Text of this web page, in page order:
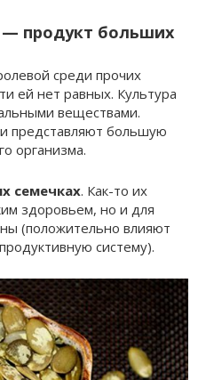
продукт больших
среди прочих
ей нет равных. Культура
веществами.
представляют большую
организма.
семечках. Как-то их
здоровьем, но и для
(положительно влияют
систему).